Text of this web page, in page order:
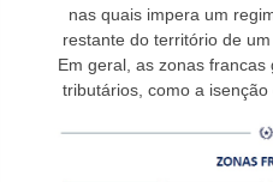
nas quais impera um
restante do território de
Em geral, as zonas
tributários, como a